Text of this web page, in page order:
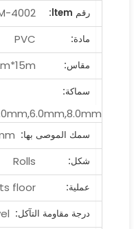
رقم ltem:
4002
مادة:
PVC
مقاس:
سماكة:
سمك الموصى بها:
شكل:
Rolls
عملية:
floor
درجة مقاومة التآكل: